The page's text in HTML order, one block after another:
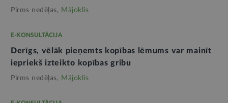
Pirms nedēļas, Mājoklis
E-KONSULTĀCIJA
Derīgs, vēlāk pieņemts kopības lēmums var mainīt
iepriekš izteikto kopības gribu
Pirms nedēļas, Mājoklis